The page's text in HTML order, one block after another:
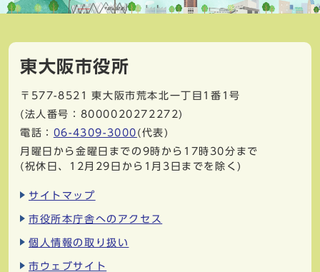
東大阪市役所
〒577-8521
東大阪市荒本北一丁目1番1号
(法人番号：8000020272272)
電話： 06-4309-3000 (代表)
月曜日から金曜日までの9時から17時30分まで
(祝休日、12月29日から1月3日までを除く)
サイトマップ
市役所本庁舎へのアクセス
個人情報の取り扱い
市ウェブサイト